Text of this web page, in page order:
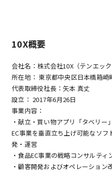
10X概要
会社名：株式会社10X（テンエック
所在地： 東京都中央区日本橋箱崎
代表取締役社長：矢本 真丈
設立： 2017年6月26日
事業内容：
・献立・買い物アプリ「タベリ
EC事業を垂直立ち上げ可能なソ
発・運営
・食品EC事業の戦略コンサルティ
・顧客開発およびオペレーション